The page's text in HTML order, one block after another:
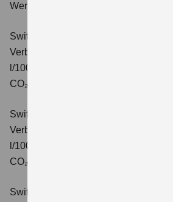
Wert der CO₂-Emission: 99 g/km;
Swift 1.2 DUALJET HYBRID CVT
Verbrauchswerte: kombinierter
l/100km; kombinierter Wert der CO₂-
CO₂-Klasse: C.
Swift 1.2 DUALJET HYBRID
Verbrauchswerte: kombinierter
l/100km; kombinierter Wert der CO₂-
CO₂-Klasse: C.
Swift 1.2 DUALJET HYBRID Comfort+